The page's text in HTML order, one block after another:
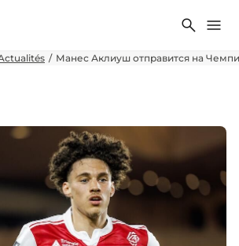
Поиск
Манес Аклиуш отправится на